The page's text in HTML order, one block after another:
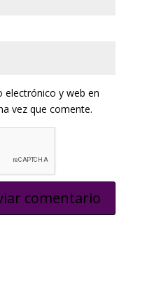
electrónico y web en
vez que comente.